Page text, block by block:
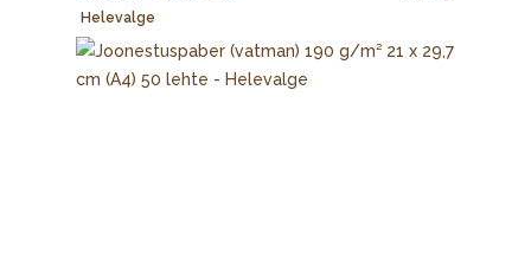
Helevalge